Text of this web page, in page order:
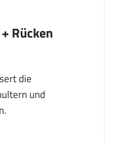
Rücken
die
und